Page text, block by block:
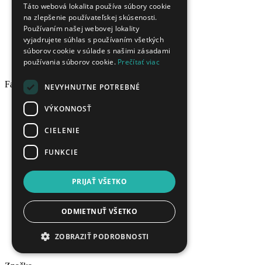
mačacie oko
tigrie oko
turmalín
tanzanit
aquamarín
peidot
Farba
Číra
Žltá
Červená
Cyklámenová
Modrá
Tyrkysová
Zelená
Hnedá
Táto webová lokalita používa súbory cookie
na zlepšenie používateľskej skúsenosti.
Používaním našej webovej lokality
vyjadrujete súhlas s používaním všetkých
súborov cookie v súlade s našimi zásadami
používania súborov cookie. Prečítať viac
NEVYHNUTNE POTREBNÉ
VÝKONNOSŤ
CIELENIE
FUNKCIE
PRIJAŤ VŠETKO
ODMIETNUŤ VŠETKO
ZOBRAZIŤ PODROBNOSTI